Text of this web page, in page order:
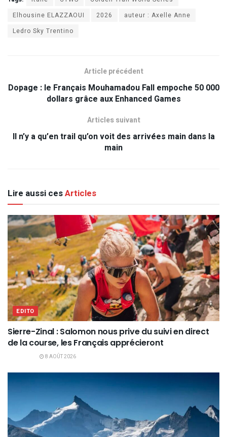
Elhousine ELAZZAOUI
2026
auteur : Axelle Anne
Ledro Sky Trentino
Article précédent
Dopage : le Français Mouhamadou Fall empoche 50 000
dollars grâce aux Enhanced Games
Articles suivant
Il n’y a qu’en trail qu’on voit des arrivées main dans la
main
Lire aussi cesArticles
EDITO
Sierre-Zinal : Salomon nous prive du suivi en direct
de la course, les Français apprécieront
8 AOÛT 2026